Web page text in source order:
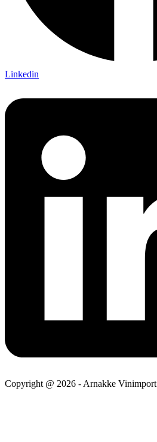
Linkedin
Copyright @ 2026 - Arnakke Vinimport